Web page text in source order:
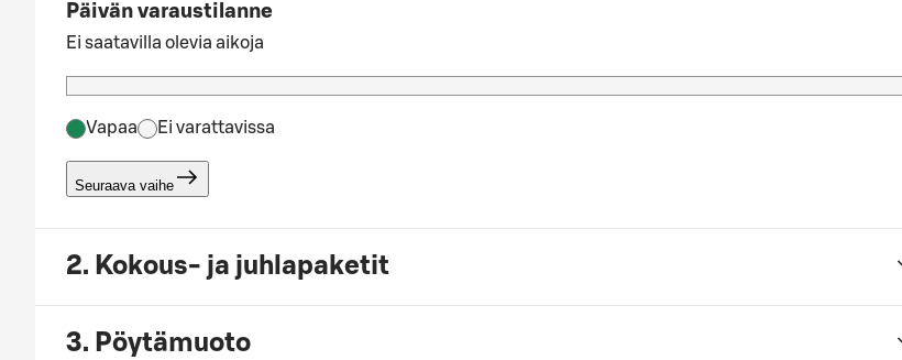
Päivän varaustilanne
Ei saatavilla olevia aikoja
Vapaa Ei varattavissa
Seuraava vaihe
2. Kokous- ja juhlapaketit
3. Pöytämuoto